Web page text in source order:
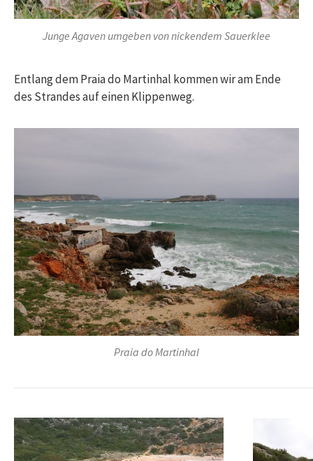
Junge Agaven umgeben von nickendem Sauerklee
Entlang dem Praia do Martinhal kommen wir am Ende
des Strandes auf einen Klippenweg.
Praia do Martinhal